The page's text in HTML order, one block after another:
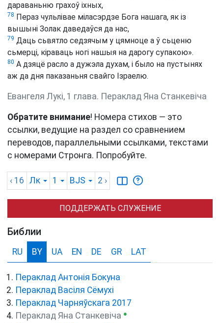
дараваньню грахоў іхных,
78 Пераз чульлівае міласэрдзе Бога нашага, як із
вышыні Золак даведаўся да нас,
79 Даць сьвятло седзячым у цямноце а ў сьценю
сьмерці, кіраваць ногі нашыя на дарогу супакою».
80 А дзяцё расло а дужэла духам, і было на пустынях
аж да дня паказаньня свайго Ізраелю.
Евангеля Лукі, 1 глава. Пераклад Яна Станкевіча
Обратите внимание! Номера стихов — это
ссылки, ведущие на раздел со сравнением
переводов, параллельными ссылками, текстами
с номерами Стронга. Попробуйте.
‹ 16 Лк 1 BJS 2 ›
ПОДДЕРЖАТЬ СЛУЖЕНИЕ
Библии
RU BY UA EN DE GR LAT
Пераклад Антонія Бокуна
Пераклад Васіля Сёмухі
Пераклад Чарняўскага 2017
Пераклад Яна Станкевіча ●